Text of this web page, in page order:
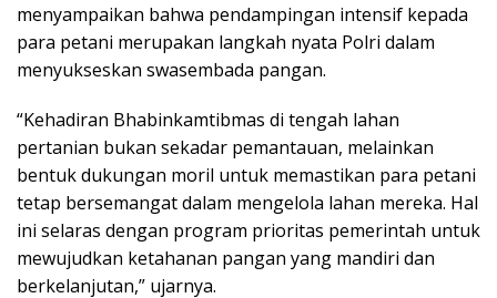
menyampaikan bahwa pendampingan intensif kepada
para petani merupakan langkah nyata Polri dalam
menyukseskan swasembada pangan.
“Kehadiran Bhabinkamtibmas di tengah lahan
pertanian bukan sekadar pemantauan, melainkan
bentuk dukungan moril untuk memastikan para petani
tetap bersemangat dalam mengelola lahan mereka. Hal
ini selaras dengan program prioritas pemerintah untuk
mewujudkan ketahanan pangan yang mandiri dan
berkelanjutan,” ujarnya.